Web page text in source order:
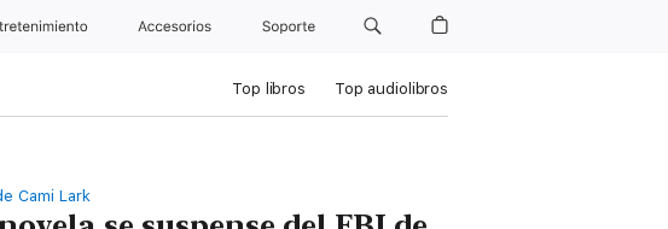
Accesorios Soporte
Top libros Top audiolibros
Cami Lark